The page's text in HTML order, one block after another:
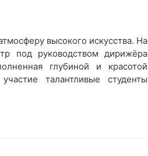
высокого искусства. На
под руководством дирижёра
глубиной и красотой
талантливые студенты